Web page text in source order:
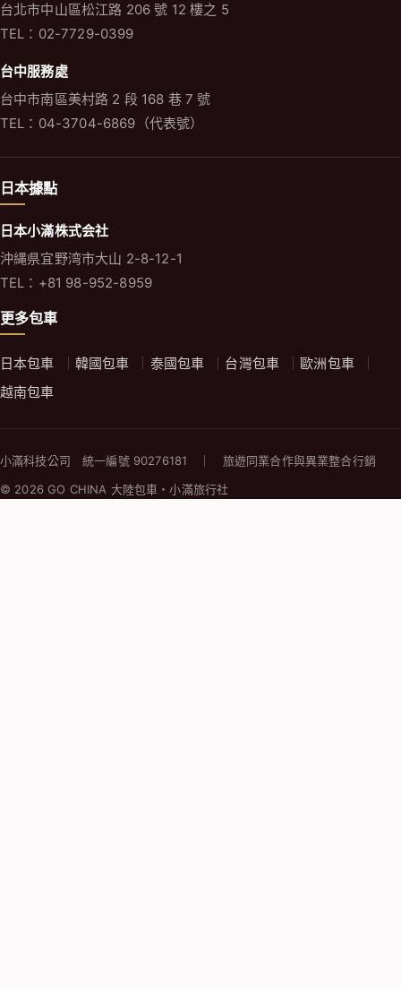
台北市中山區松江路 206 號 12 樓之 5
TEL：02-7729-0399
台中服務處
台中市南區美村路 2 段 168 巷 7 號
TEL：04-3704-6869（代表號）
日本據點
日本小滿株式会社
沖縄県宜野湾市大山 2-8-12-1
TEL：+81 98-952-8959
更多包車
日本包車 韓國包車 泰國包車 台灣包車
歐洲包車
越南包車
小滿科技公司 統一編號 90276181 ｜ 旅遊同業合作與異業整合行銷
© 2026 GO CHINA 大陸包車・小滿旅行社